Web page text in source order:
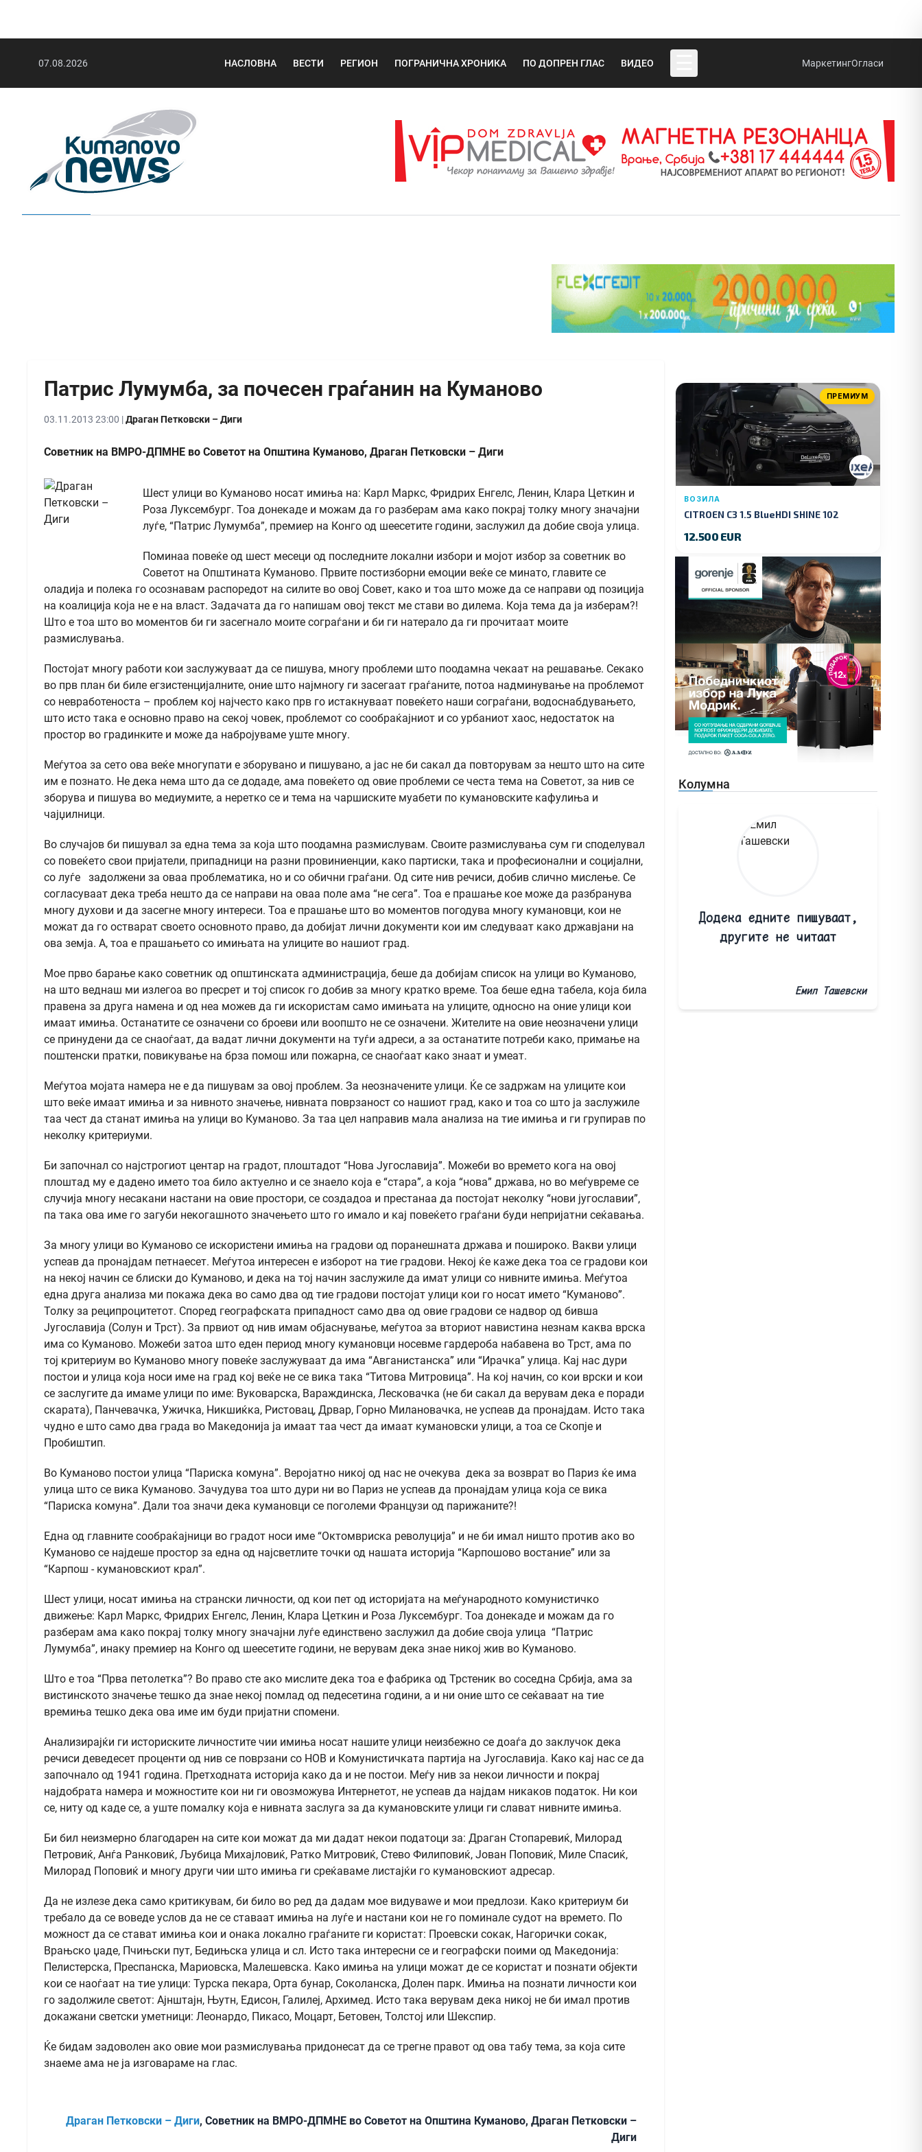
07.08.2026 НАСЛОВНА ВЕСТИ РЕГИОН ПОГРАНИЧНА ХРОНИКА ПО ДОПРЕН ГЛАС ВИДЕО МаркетингОгласи
Патрис Лумумба, за почесен граѓанин на Куманово
03.11.2013 23:00 |Драган Петковски – Диги
Советник на ВМРО-ДПМНЕ во Советот на Општина Куманово, Драган Петковски – Диги
Шест улици во Куманово носат имиња на: Карл Маркс, Фридрих Енгелс, Ленин, Клара Цеткин и
Роза Луксембург. Тоа донекаде и можам да го разберам ама како покрај толку многу значајни
луѓе, “Патрис Лумумба”, премиер на Конго од шеесетите години, заслужил да добие своја улица.
Поминаа повеќе од шест месеци од последните локални избори и мојот избор за советник во
Советот на Општината Куманово. Првите постизборни емоции веќе се минато, главите се
оладија и полека го осознавам распоредот на силите во овој Совет, како и тоа што може да се направи од позиција
на коалиција која не е на власт. Задачата да го напишам овој текст ме стави во дилема. Која тема да ја изберам?!
Што е тоа што во моментов би ги засегнало моите сограѓани и би ги натерало да ги прочитаат моите
размислувања.
Постојат многу работи кои заслужуваат да се пишува, многу проблеми што поодамна чекаат на решавање. Секако
во прв план би биле егзистенцијалните, оние што најмногу ги засегаат граѓаните, потоа надминување на проблемот
со невработеноста – проблем кој најчесто како прв го истакнуваат повеќето наши сограѓани, водоснабдувањето,
што исто така е основно право на секој човек, проблемот со сообраќајниот и со урбаниот хаос, недостаток на
простор во градинките и може да набројуваме уште многу.
Меѓутоа за сето ова веќе многупати е зборувано и пишувано, а јас не би сакал да повторувам за нешто што на сите
им е познато. Не дека нема што да се додаде, ама повеќето од овие проблеми се честа тема на Советот, за нив се
зборува и пишува во медиумите, а неретко се и тема на чаршиските муабети по кумановските кафулиња и
чајџилници.
Во случајов би пишувал за една тема за која што поодамна размислувам. Своите размислувања сум ги споделувал
со повеќето свои пријатели, припадници на разни провиниенции, како партиски, така и професионални и социјални,
со луѓе задолжени за оваа проблематика, но и со обични граѓани. Од сите нив речиси, добив слично мислење. Се
согласуваат дека треба нешто да се направи на оваа поле ама “не сега”. Тоа е прашање кое може да разбранува
многу духови и да засегне многу интереси. Тоа е прашање што во моментов погодува многу кумановци, кои не
можат да го остварат своето основното право, да добијат лични документи кои им следуваат како државјани на
ова земја. А, тоа е прашањето со имињата на улиците во нашиот град.
Мое прво барање како советник од општинската администрација, беше да добијам список на улици во Куманово,
на што веднаш ми излегоа во пресрет и тој список го добив за многу кратко време. Тоа беше една табела, која била
правена за друга намена и од неа можев да ги искористам само имињата на улиците, односно на оние улици кои
имаат имиња. Останатите се означени со броеви или воопшто не се означени. Жителите на овие неозначени улици
се принудени да се снаоѓаат, да вадат лични документи на туѓи адреси, а за останатите потреби како, примање на
поштенски пратки, повикување на брза помош или пожарна, се снаоѓаат како знаат и умеат.
Меѓутоа мојата намера не е да пишувам за овој проблем. За неозначените улици. Ќе се задржам на улиците кои
што веќе имаат имиња и за нивното значење, нивната поврзаност со нашиот град, како и тоа со што ја заслужиле
таа чест да станат имиња на улици во Куманово. За таа цел направив мала анализа на тие имиња и ги групирав по
неколку критериуми.
Би започнал со најстрогиот центар на градот, плоштадот “Нова Југославија”. Можеби во времето кога на овој
плоштад му е дадено името тоа било актуелно и се знаело која е “стара”, а која “нова” држава, но во меѓувреме се
случија многу несакани настани на овие простори, се создадоа и престанаа да постојат неколку “нови југославии”,
па така ова име го загуби некогашното значењето што го имало и кај повеќето граѓани буди непријатни сеќавања.
За многу улици во Куманово се искористени имиња на градови од поранешната држава и пошироко. Вакви улици
успеав да пронајдам петнаесет. Меѓутоа интересен е изборот на тие градови. Некој ќе каже дека тоа се градови кои
на некој начин се блиски до Куманово, и дека на тој начин заслужиле да имат улици со нивните имиња. Меѓутоа
една друга анализа ми покажа дека во само два од тие градови постојат улици кои го носат името “Куманово”.
Толку за реципроцитетот. Според географската припадност само два од овие градови се надвор од бивша
Југославија (Солун и Трст). За првиот од нив имам објаснување, меѓутоа за вториот навистина незнам каква врска
има со Куманово. Можеби затоа што еден период многу кумановци носевме гардероба набавена во Трст, ама по
тој критериум во Куманово многу повеќе заслужуваат да има “Авганистанска” или “Ирачка” улица. Кај нас дури
постои и улица која носи име на град кој веќе не се вика така “Титова Митровица”. На кој начин, со кои врски и кои
се заслугите да имаме улици по име: Вуковарска, Вараждинска, Лесковачка (не би сакал да верувам дека е поради
скарата), Панчевачка, Ужичка, Никшиќка, Ристовац, Дрвар, Горно Милановачка, не успеав да пронајдам. Исто така
чудно е што само два града во Македонија ја имаат таа чест да имаат кумановски улици, а тоа се Скопје и
Пробиштип.
Во Куманово постои улица “Париска комуна”. Веројатно никој од нас не очекува дека за возврат во Париз ќе има
улица што се вика Куманово. Зачудува тоа што дури ни во Париз не успеав да пронајдам улица која се вика
“Париска комуна”. Дали тоа значи дека кумановци се поголеми Французи од парижаните?!
Една од главните сообраќајници во градот носи име “Октомвриска револуција” и не би имал ништо против ако во
Куманово се најдеше простор за една од најсветлите точки од нашата историја “Карпошово востание” или за
“Карпош - кумановскиот крал”.
Шест улици, носат имиња на странски личности, од кои пет од историјата на меѓународното комунистичко
движење: Карл Маркс, Фридрих Енгелс, Ленин, Клара Цеткин и Роза Луксембург. Тоа донекаде и можам да го
разберам ама како покрај толку многу значајни луѓе единствено заслужил да добие своја улица “Патрис
Лумумба”, инаку премиер на Конго од шеесетите години, не верувам дека знае никој жив во Куманово.
Што е тоа “Прва петолетка”? Во право сте ако мислите дека тоа е фабрика од Трстеник во соседна Србија, ама за
вистинското значење тешко да знае некој помлад од педесетина години, а и ни оние што се сеќаваат на тие
времиња тешко дека ова име им буди пријатни спомени.
Анализирајќи ги историските личностите чии имиња носат нашите улици неизбежно се доаѓа до заклучок дека
речиси деведесет проценти од нив се поврзани со НОВ и Комунистичката партија на Југославија. Како кај нас се да
започнало од 1941 година. Претходната историја како да и не постои. Меѓу нив за некои личности и покрај
најдобрата намера и можностите кои ни ги овозможува Интернетот, не успеав да најдам никаков податок. Ни кои
се, ниту од каде се, а уште помалку која е нивната заслуга за да кумановските улици ги слават нивните имиња.
Би бил неизмерно благодарен на сите кои можат да ми дадат некои податоци за: Драган Стопаревиќ, Милорад
Петровиќ, Анѓа Ранковиќ, Љубица Михајловиќ, Ратко Митровиќ, Стево Филиповиќ, Јован Поповиќ, Миле Спасиќ,
Милорад Поповиќ и многу други чии што имиња ги среќаваме листајќи го кумановскиот адресар.
Да не излезе дека само критикувам, би било во ред да дадам мое видуваwе и мои предлози. Како критериум би
требало да се воведе услов да не се ставаат имиња на луѓе и настани кои не го поминале судот на времето. По
можност да се стават имиња кои и онака локално граѓаните ги користат: Проевски сокак, Нагорички сокак,
Врањско џаде, Пчињски пут, Бедињска улица и сл. Исто така интересни се и географски поими од Македонија:
Пелистерска, Преспанска, Мариовска, Малешевска. Како имиња на улици можат де се користат и познати објекти
кои се наоѓаат на тие улици: Турска пекара, Орта бунар, Соколанска, Долен парк. Имиња на познати личности кои
го задолжиле светот: Ајнштајн, Њутн, Едисон, Галилеј, Архимед. Исто така верувам дека никој не би имал против
докажани светски уметници: Леонардо, Пикасо, Моцарт, Бетовен, Толстој или Шекспир.
Ќе бидам задоволен ако овие мои размислувања придонесат да се трегне правот од ова табу тема, за која сите
знаеме ама не ја изговараме на глас.
Драган Петковски – Диги, Советник на ВМРО-ДПМНЕ во Советот на Општина Куманово, Драган Петковски –
Диги
ПРЕМИУМ
ВОЗИЛА
CITROEN C3 1.5 BlueHDI SHINE 102
12.500 EUR
Колумна
Додека едните пишуваат,
другите не читаат
Емил Ташевски